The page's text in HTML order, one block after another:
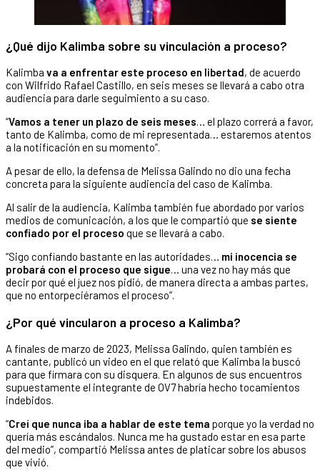
¿Qué dijo Kalimba sobre su vinculación a proceso?
Kalimba va a enfrentar este proceso en libertad, de acuerdo
con Wilfrido Rafael Castillo, en seis meses se llevará a cabo otra
audiencia para darle seguimiento a su caso.
“Vamos a tener un plazo de seis meses… el plazo correrá a favor,
tanto de Kalimba, como de mi representada… estaremos atentos
a la notificación en su momento”.
A pesar de ello, la defensa de Melissa Galindo no dio una fecha
concreta para la siguiente audiencia del caso de Kalimba.
Al salir de la audiencia, Kalimba también fue abordado por varios
medios de comunicación, a los que le compartió que se siente
confiado por el proceso que se llevará a cabo.
“Sigo confiando bastante en las autoridades… mi inocencia se
probará con el proceso que sigue… una vez no hay más que
decir por qué el juez nos pidió, de manera directa a ambas partes,
que no entorpeciéramos el proceso”.
¿Por qué vincularon a proceso a Kalimba?
A finales de marzo de 2023, Melissa Galindo, quien también es
cantante, publicó un video en el que relató que Kalimba la buscó
para que firmara con su disquera. En algunos de sus encuentros
supuestamente el integrante de OV7 habría hecho tocamientos
indebidos.
“Creí que nunca iba a hablar de este tema porque yo la verdad no
quería más escándalos. Nunca me ha gustado estar en esa parte
del medio”, compartió Melissa antes de platicar sobre los abusos
que vivió.